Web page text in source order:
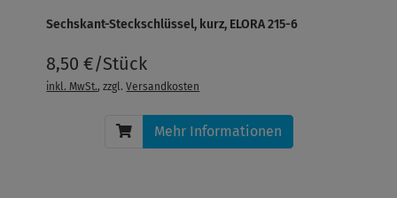
Sechskant-Steckschlüssel, kurz, ELORA 215-6
8,50 €/Stück
inkl. MwSt., zzgl.Versandkosten
Mehr Informationen